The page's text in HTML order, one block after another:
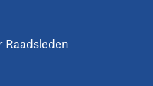
Raadsleden